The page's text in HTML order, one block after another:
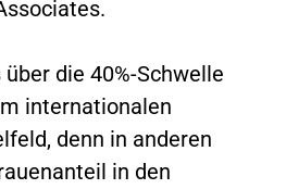
die 40%-Schwelle
internationalen
denn in anderen
in den